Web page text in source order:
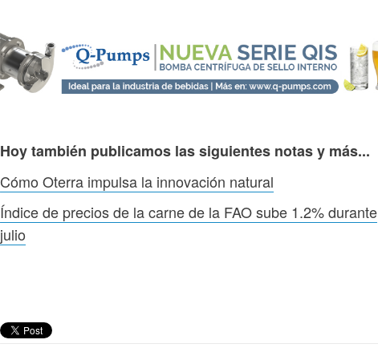
Hoy también publicamos las siguientes notas y más...
Cómo Oterra impulsa la innovación natural
Índice de precios de la carne de la FAO sube 1.2% durante
julio